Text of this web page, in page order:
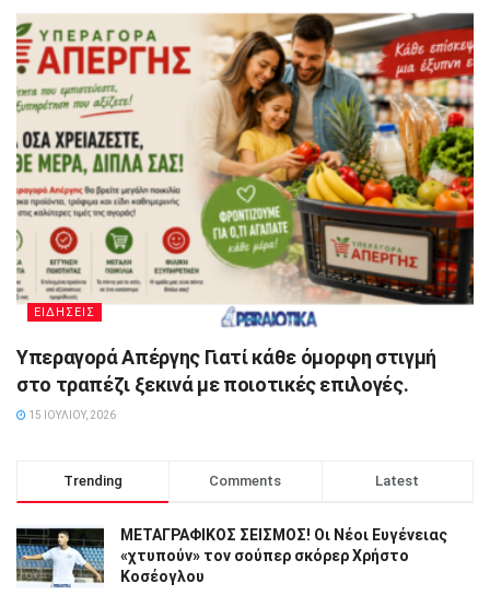
ΕΙΔΗΣΕΙΣ
Υπεραγορά Απέργης Γιατί κάθε όμορφη στιγμή
στο τραπέζι ξεκινά με ποιοτικές επιλογές.
15 ΙΟΥΛΊΟΥ, 2026
Trending Comments Latest
ΜΕΤΑΓΡΑΦΙΚΟΣ ΣΕΙΣΜΟΣ! Οι Νέοι Ευγένειας
«χτυπούν» τον σούπερ σκόρερ Χρήστο
Κοσέογλου